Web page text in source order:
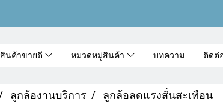
สินค้าขายดี หมวดหมู่สินค้า บทความ ติดต่
ลูกล้องานบริการ ลูกล้อลดแรงสั่นสะเทือน